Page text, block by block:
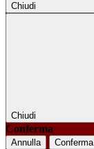
Chiudi
Chiudi
Conferma
Annulla Conferma